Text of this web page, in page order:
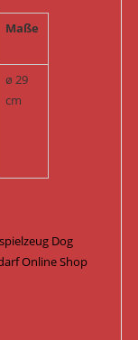
Maße
ø 29
cm
Dog
Online Shop